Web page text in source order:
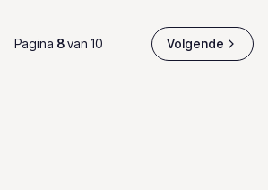
Pagina 8van 10 Volgende